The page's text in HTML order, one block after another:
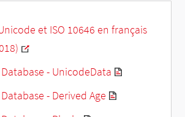
et ISO 10646 en français
- UnicodeData
- Derived Age